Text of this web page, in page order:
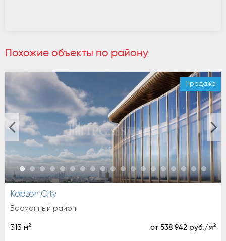
Похожие объекты по району
Продажа
Kobzon City
Басманный район
313 м2 от 538 942 руб./м2